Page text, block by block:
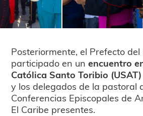
Posteriormente, el Prefecto del
participado en unencuentro
Católica Santo Toribio (USAT)
y los delegados de la pastoral
Conferencias Episcopales de
El Caribe presentes.